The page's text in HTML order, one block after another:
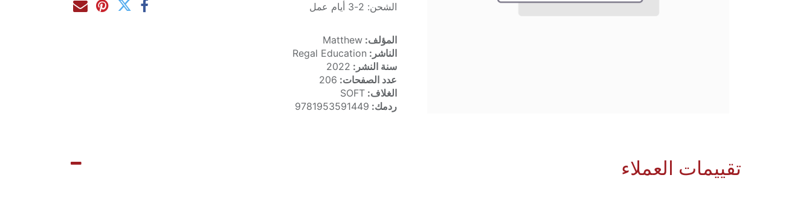
الشحن: 2-3 أيام عمل
المؤلف: Matthew
الناشر: Regal Education
سنة النشر: 2022
عدد الصفحات: 206
الغلاف: SOFT
ردمك: 9781953591449
تقييمات العملاء